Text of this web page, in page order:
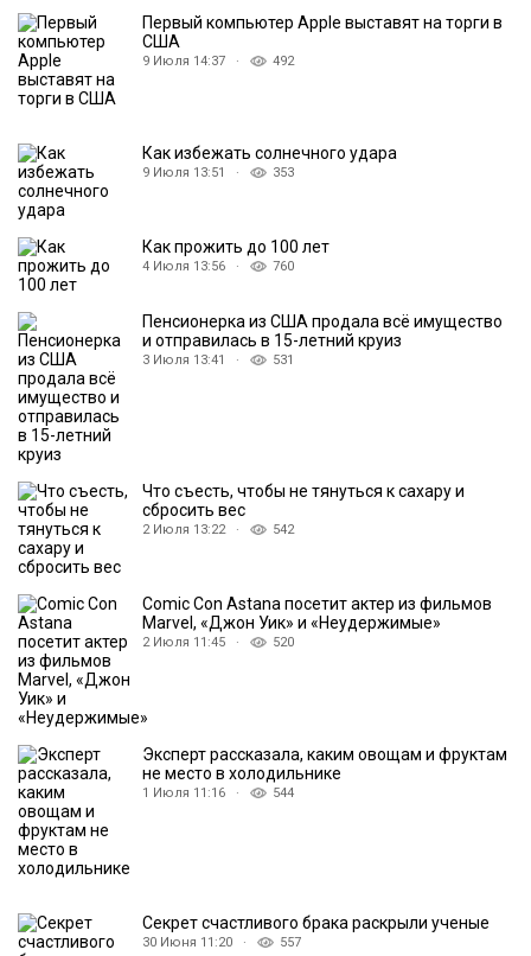
Первый компьютер Apple выставят на торги в
США
9 Июля 14:37 · 492
Как избежать солнечного удара
9 Июля 13:51 · 353
Как прожить до 100 лет
4 Июля 13:56 · 760
Пенсионерка из США продала всё имущество
и отправилась в 15-летний круиз
3 Июля 13:41 · 531
Что съесть, чтобы не тянуться к сахару и
сбросить вес
2 Июля 13:22 · 542
Comic Con Astana посетит актер из фильмов
Marvel, «Джон Уик» и «Неудержимые»
2 Июля 11:45 · 520
Эксперт рассказала, каким овощам и фруктам
не место в холодильнике
1 Июля 11:16 · 544
Секрет счастливого брака раскрыли ученые
30 Июня 11:20 · 557